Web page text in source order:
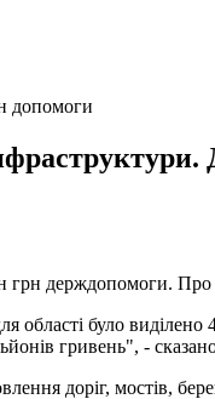
допомоги
грн держдопомоги. Про
області було
гривень", -
доріг, мостів,